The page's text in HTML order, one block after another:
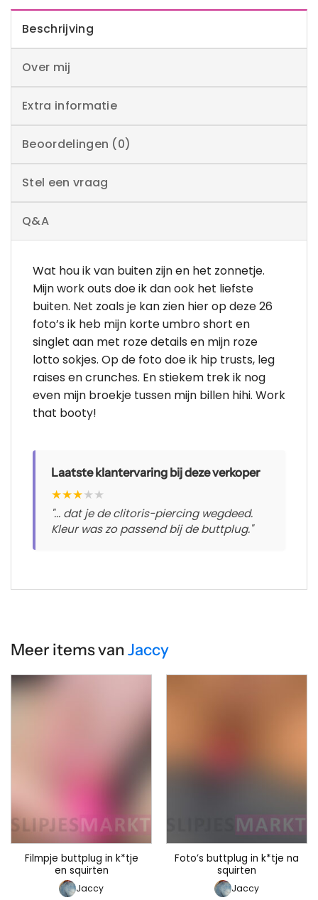
Beschrijving
Over mij
Extra informatie
Beoordelingen (0)
Stel een vraag
Q&A
Wat hou ik van buiten zijn en het zonnetje.
Mijn work outs doe ik dan ook het liefste
buiten. Net zoals je kan zien hier op deze 26
foto’s ik heb mijn korte umbro short en
singlet aan met roze details en mijn roze
lotto sokjes. Op de foto doe ik hip trusts, leg
raises en crunches. En stiekem trek ik nog
even mijn broekje tussen mijn billen hihi. Work
that booty!
Laatste klantervaring bij deze verkoper
★★★★★
"... dat je de clitoris-piercing wegdeed.
Kleur was zo passend bij de buttplug."
Meer items van Jaccy
Filmpje buttplug in k*tje
en squirten
Jaccy
Foto’s buttplug in k*tje na
squirten
Jaccy